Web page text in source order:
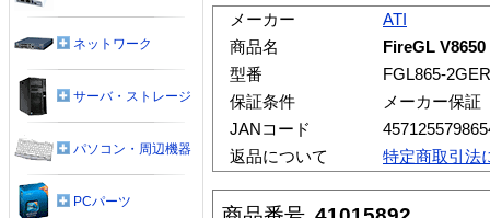
メーカー
ATI
商品名
FireGL
型番
FGL865-2GER
保証条件
メーカー保証
JANコード
返品について
特定商取引法
ネットワーク
サーバ・ストレージ
パソコン・周辺機器
PCパーツ